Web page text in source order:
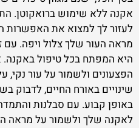
אקנה ללא שימוש ברואקוטן.
לעזור לך למצוא את האפשרות
מראה העור שלך צלול ויפה.
היא המפתח בכל טיפול
הפצעונים ולשמור על עור נקי,
שינויים באורח החיים, לדבוק
באופן קבוע. עם סבלנות
לאקנה שלך ולשמור על מראה